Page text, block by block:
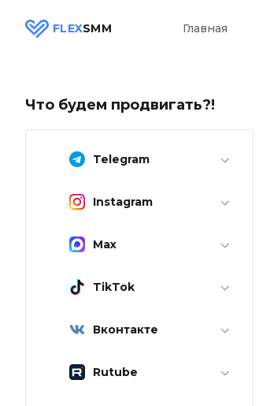
FLEXSMM Главная
Что будем продвигать?!
Telegram
Instagram
Max
TikTok
Вконтакте
Rutube